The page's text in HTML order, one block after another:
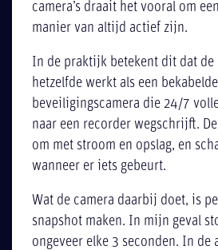
camera’s draait het vooral om
manier van altijd actief zijn.
In de praktijk betekent dit dat de
hetzelfde werkt als een bekabelde
beveiligingscamera die 24/7
naar een recorder wegschrijft.
om met stroom en opslag, en
wanneer er iets gebeurt.
Wat de camera daarbij doet, is
snapshot maken. In mijn geval
ongeveer elke 3 seconden. In de